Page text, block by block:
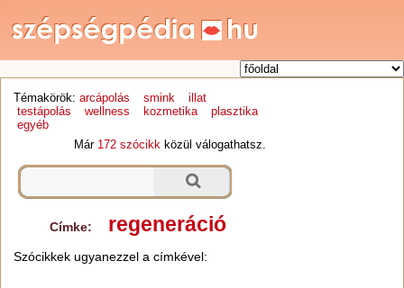
Témakörök: arcápolás smink
illat
testápolás
wellness kozmetika
plasztika
egyéb
Már 172 szócikk közül válogathatsz.
Címke: regeneráció
Szócikkek ugyanezzel a címkével: